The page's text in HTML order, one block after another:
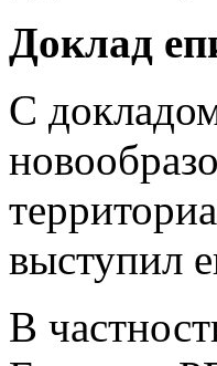
Доклад
С
выступил
В